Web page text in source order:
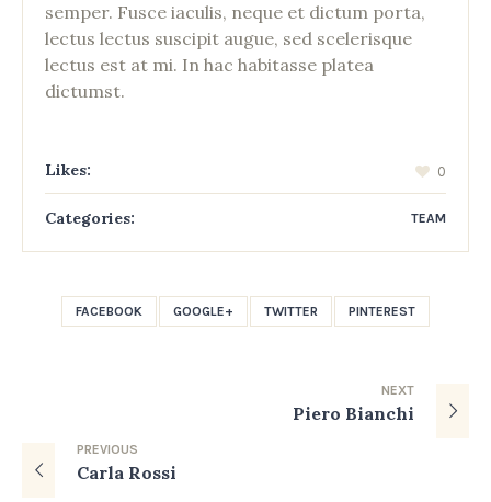
semper. Fusce iaculis, neque et dictum porta,
lectus lectus suscipit augue, sed scelerisque
lectus est at mi. In hac habitasse platea
dictumst.
Likes: 0
Categories: TEAM
FACEBOOK GOOGLE+ TWITTER PINTEREST
NEXT
Piero Bianchi
PREVIOUS
Carla Rossi